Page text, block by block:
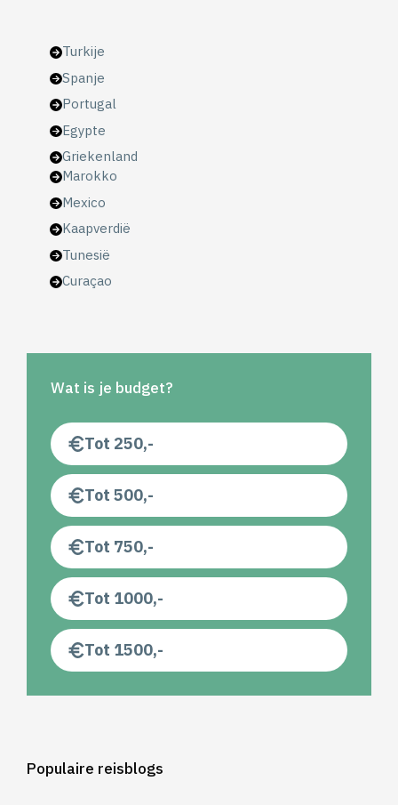
Turkije
Spanje
Portugal
Egypte
Griekenland
Marokko
Mexico
Kaapverdië
Tunesië
Curaçao
Wat is je budget?
Tot 250,-
Tot 500,-
Tot 750,-
Tot 1000,-
Tot 1500,-
Populaire reisblogs